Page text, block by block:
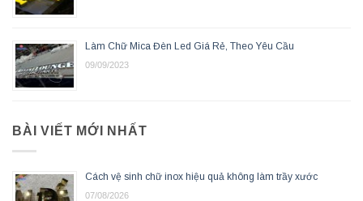
Làm Chữ Mica Đèn Led Giá Rẻ, Theo Yêu Cầu
09/09/2023
BÀI VIẾT MỚI NHẤT
Cách vệ sinh chữ inox hiệu quả không làm trầy xước
07/08/2026